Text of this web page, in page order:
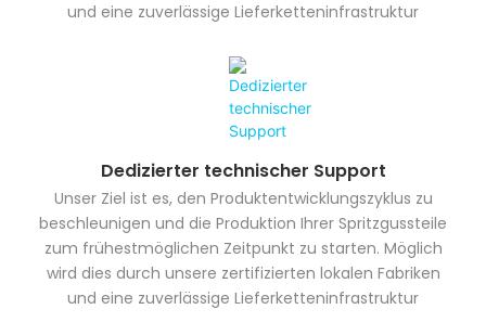
und eine zuverlässige Lieferketteninfrastruktur
Dedizierter technischer Support
Unser Ziel ist es, den Produktentwicklungszyklus zu
beschleunigen und die Produktion Ihrer Spritzgussteile
zum frühestmöglichen Zeitpunkt zu starten. Möglich
wird dies durch unsere zertifizierten lokalen Fabriken
und eine zuverlässige Lieferketteninfrastruktur